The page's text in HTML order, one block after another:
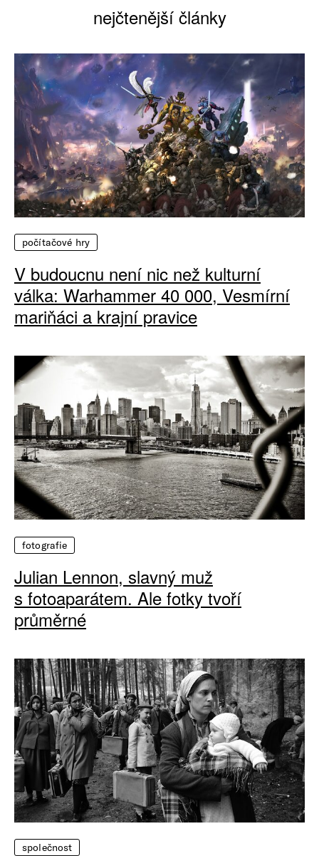
nejčtenější články
počítačové hry
V budoucnu není nic než kulturní
válka: Warhammer 40 000, Vesmírní
mariňáci a krajní pravice
fotografie
Julian Lennon, slavný muž
s fotoaparátem. Ale fotky tvoří
průměrné
společnost